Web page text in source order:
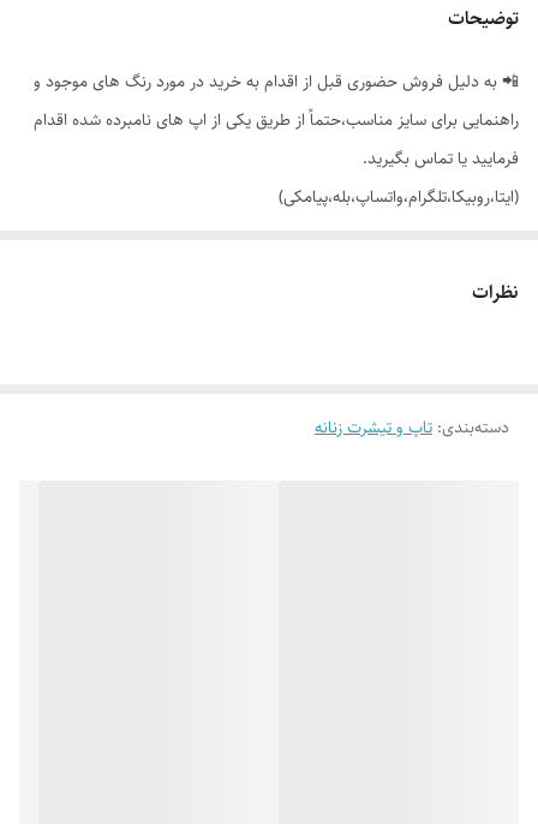
توضیحات
📲 به دلیل فروش حضوری قبل از اقدام به خرید در مورد رنگ های موجود و
راهنمایی برای سایز مناسب،حتماً از طریق یکی از اپ های نامبرده شده اقدام
فرمایید یا تماس بگیرید.
(ایتا،روبیکا،تلگرام،واتساپ،بله،پیامکی)
🎨 رنگ بندیش: طبق تصاویر (در صورت درخواست عکس های بیشتر براتون
نظرات
دسته‌بندی: تاپ و تیشرت زنانه